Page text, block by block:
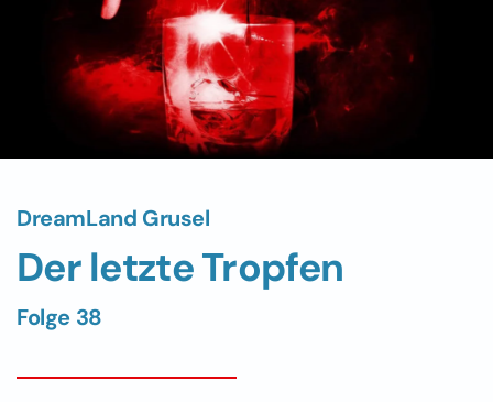
DreamLand Grusel
Der letzte Tropfen
Folge 38